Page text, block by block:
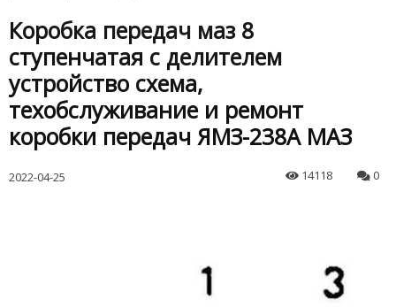
Коробка передач маз 8
ступенчатая с делителем
устройство схема,
техобслуживание и ремонт
коробки передач ЯМЗ-238А МАЗ
2022-04-25 14118 0